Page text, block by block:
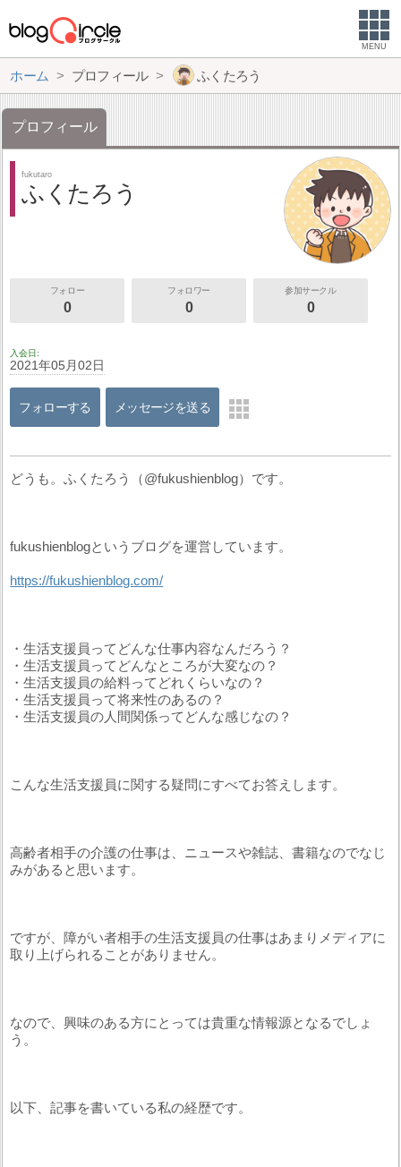
MENU
ホーム プロフィール ふくたろう
プロフィール
fukutaro
ふくたろう
フォロー
0
フォロワー
0
参加サークル
0
入会日
2021年05月02日
フォローする メッセージを送る
どうも。ふくたろう（@fukushienblog）です。
fukushienblogというブログを運営しています。
https://fukushienblog.com/
・生活支援員ってどんな仕事内容なんだろう？
・生活支援員ってどんなところが大変なの？
・生活支援員の給料ってどれくらいなの？
・生活支援員って将来性のあるの？
・生活支援員の人間関係ってどんな感じなの？
こんな生活支援員に関する疑問にすべてお答えします。
高齢者相手の介護の仕事は、ニュースや雑誌、書籍なのでなじ
みがあると思います。
ですが、障がい者相手の生活支援員の仕事はあまりメディアに
取り上げられることがありません。
なので、興味のある方にとっては貴重な情報源となるでしょ
う。
以下、記事を書いている私の経歴です。